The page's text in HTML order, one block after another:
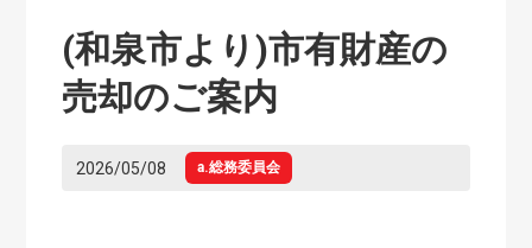
(和泉市より)市有財産の
売却のご案内
2026/05/08 a.総務委員会